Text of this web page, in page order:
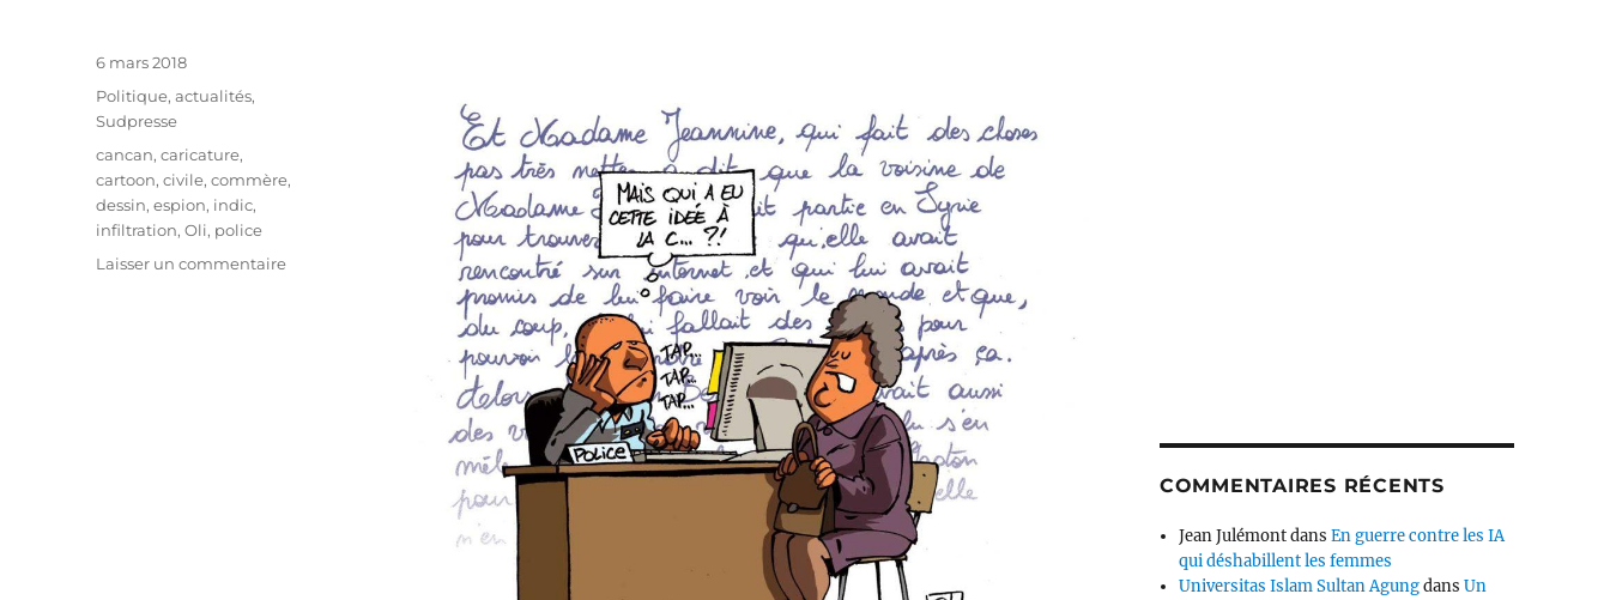
Publié
6 mars 2018
Catégories
Politique, actualités,
Sudpresse
Étiquettes
cancan,caricature,
cartoon,civile,commère,
dessin,espion, indic,
infiltration,Oli, police
Laisser un commentairesur
COMMENTAIRES RÉCENTS
Jean JulémontdansEn guerre contre les IA
qui déshabillent les femmes
Universitas Islam Sultan AgungdansUn